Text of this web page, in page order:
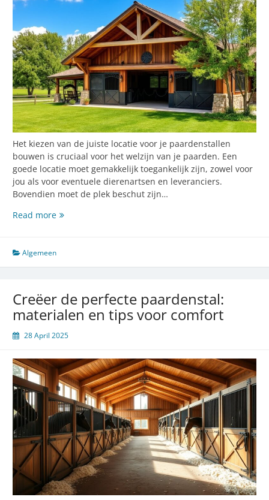
Het kiezen van de juiste locatie voor je paardenstallen
bouwen is cruciaal voor het welzijn van je paarden. Een
goede locatie moet gemakkelijk toegankelijk zijn, zowel voor
jou als voor eventuele dierenartsen en leveranciers.
Bovendien moet de plek beschut zijn…
Read moreBelangrijke
het
bouwen
comfortabele
paardenstal
Algemeen
Creëer de perfecte paardenstal:
materialen en tips voor comfort
28 April 2025